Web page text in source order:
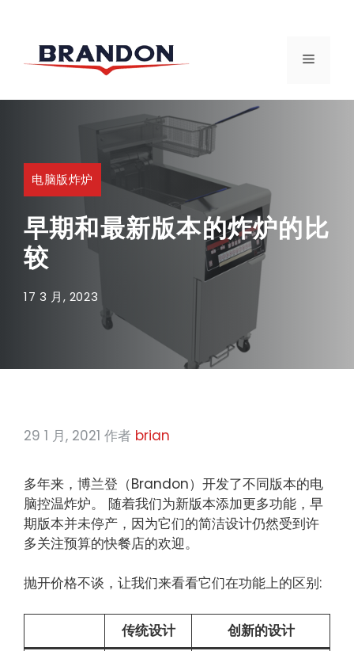
菜
电脑版炸炉
早期和最新版本的炸炉的比
较
17 3 月, 2023
29 1 月, 2021 作者 brian
多年来，博兰登（Brandon）开发了不同版本的电
脑控温炸炉。 随着我们为新版本添加更多功能，早
期版本并未停产，因为它们的简洁设计仍然受到许
多关注预算的快餐店的欢迎。
抛开价格不谈，让我们来看看它们在功能上的区别:
传统设计
创新的设计